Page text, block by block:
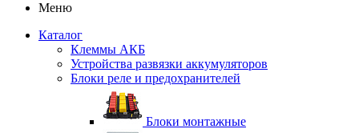
Меню
Каталог
Клеммы АКБ
Устройства развязки аккумуляторов
Блоки реле и предохранителей
Блоки монтажные